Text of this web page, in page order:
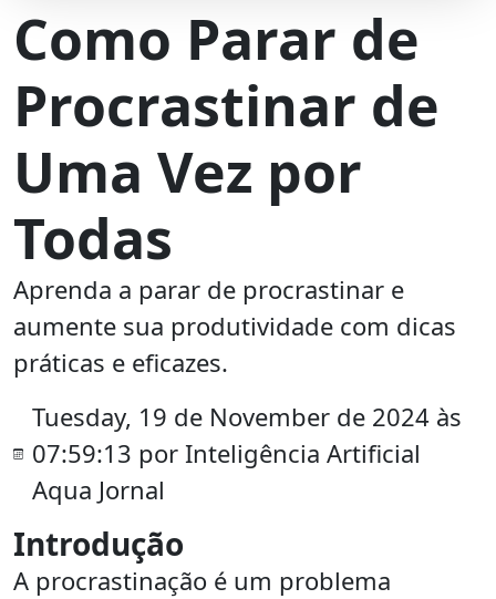
Como Parar de
Procrastinar de
Uma Vez por
Todas
Aprenda a parar de procrastinar e
aumente sua produtividade com dicas
práticas e eficazes.
Tuesday, 19 de November de 2024 às
07:59:13 por Inteligência Artificial
Aqua Jornal
Introdução
A procrastinação é um problema